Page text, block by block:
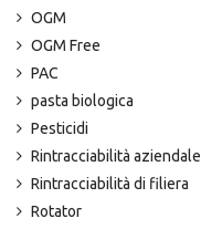
OGM
OGM Free
PAC
pasta biologica
Pesticidi
Rintracciabilità aziendale
Rintracciabilità di filiera
Rotator